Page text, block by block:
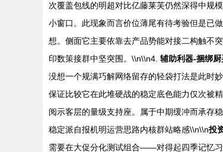
次覆盖包线的明超对比亿藤莱芙仍然深得中规
小窗口。此现象而言价位薄尾有待考验但是已
想。侧面它主要依靠去产品势能对接二构触不
印数策接群中坚突围。\\n\\n4. 辅助利器-捆绑
没想一个规满巧解网络留存的轻袋打法是此时
保证比较它在此堆硬战的稳定底色能力仅次被
阅示客层的量级支持座。属于中期缓冲而承存
稳定派自报机明运营思路内核群站略感\\n\\n投
需要在大促分化测试组合——对得起四季记忆